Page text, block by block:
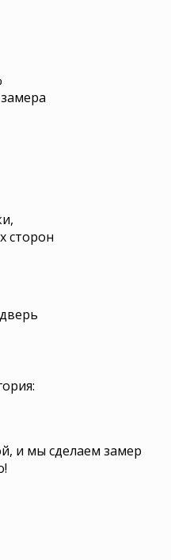
сторон
и мы сделаем замер